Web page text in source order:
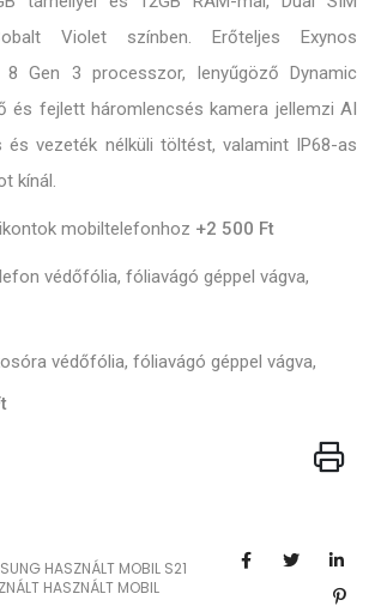
Violet színben. Erőteljes Exynos
8 Gen 3 processzor, lenyűgöző Dynamic
és fejlett háromlencsés kamera jellemzi AI
és vezeték nélküli töltést, valamint IP68-as
kínál.
mobiltelefonhoz +2 500 Ft
védőfólia, fóliavágó géppel vágva,
védőfólia, fóliavágó géppel vágva,
HASZNÁLT MOBIL S21
HASZNÁLT MOBIL